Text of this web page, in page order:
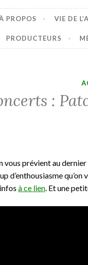
PROPOS VIE DE
PRODUCTEURS
:
vous prévient au
d’enthousiasme
à ce lien. Et une